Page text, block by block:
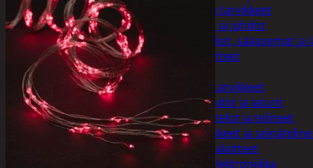
Imurit ja tarvikkeet
Kaapelit ja johdot
Kelloradiot, sääasemat
Oheislaitteet
Puhelintarvikkeet
Johdot ja laturit
Kotelot ja telineet
Tv-tarvikkeet ja
Varavirtalaitteet
Viihde-elektroniikka